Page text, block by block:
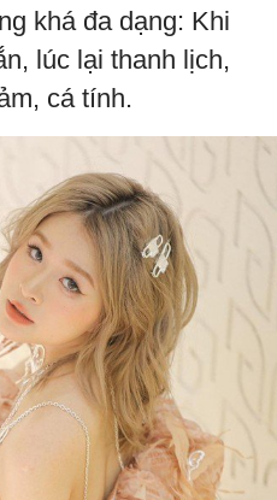
khá đa dạng: Khi
lúc lại thanh lịch,
cá tính.